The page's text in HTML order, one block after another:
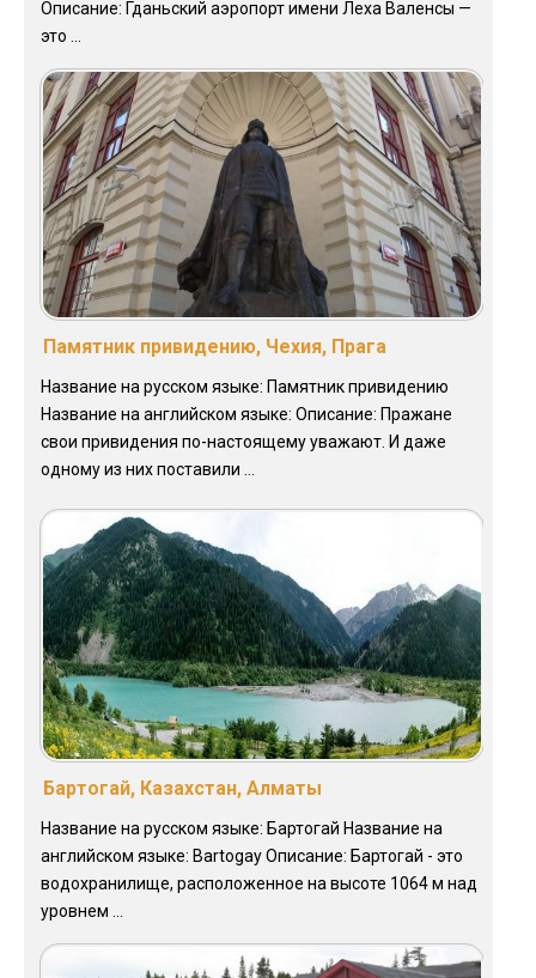
Описание: Гданьский аэропорт имени Леха Валенсы —
это ...
Памятник привидению, Чехия, Прага
Название на русском языке: Памятник привидению
Название на английском языке: Описание: Пражане
свои привидения по-настоящему уважают. И даже
одному из них поставили ...
Бартогай, Казахстан, Алматы
Название на русском языке: Бартогай Название на
английском языке: Bartogay Описание: Бартогай - это
водохранилище, расположенное на высоте 1064 м над
уровнем ...